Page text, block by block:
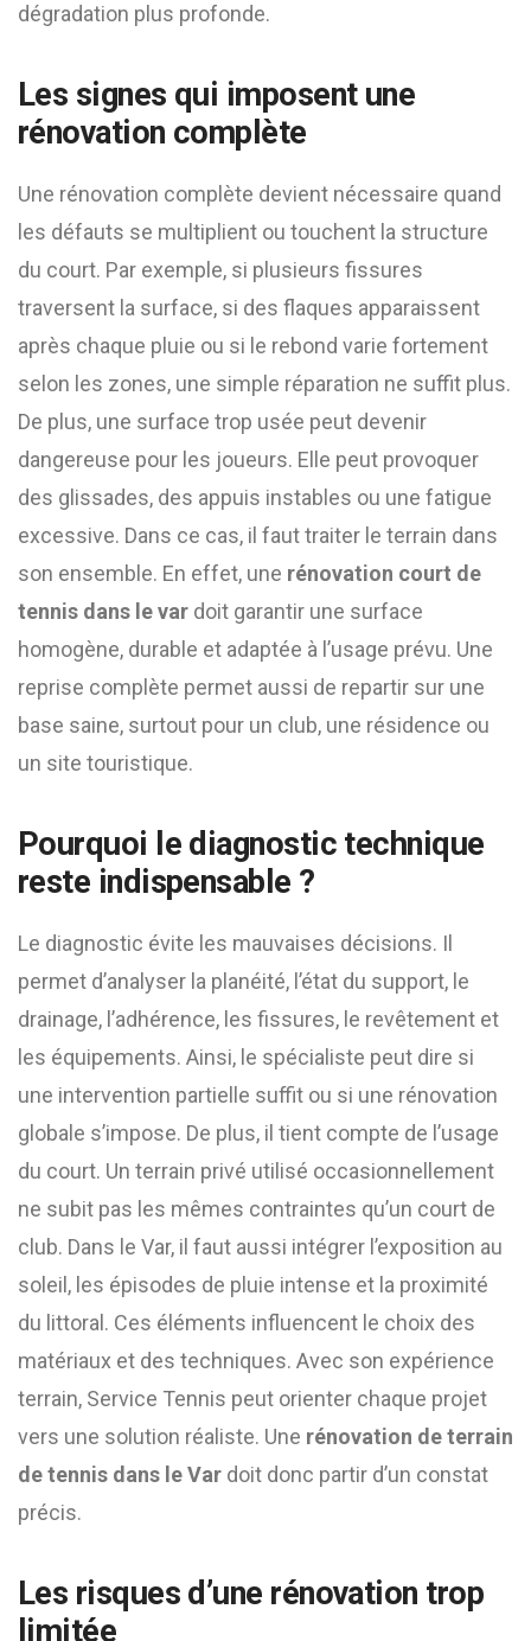
dégradation plus profonde.
Les signes qui imposent une
rénovation complète
Une rénovation complète devient nécessaire quand
les défauts se multiplient ou touchent la structure
du court. Par exemple, si plusieurs fissures
traversent la surface, si des flaques apparaissent
après chaque pluie ou si le rebond varie fortement
selon les zones, une simple réparation ne suffit plus.
De plus, une surface trop usée peut devenir
dangereuse pour les joueurs. Elle peut provoquer
des glissades, des appuis instables ou une fatigue
excessive. Dans ce cas, il faut traiter le terrain dans
son ensemble. En effet, une rénovation court de
tennis dans le var doit garantir une surface
homogène, durable et adaptée à l’usage prévu. Une
reprise complète permet aussi de repartir sur une
base saine, surtout pour un club, une résidence ou
un site touristique.
Pourquoi le diagnostic technique
reste indispensable ?
Le diagnostic évite les mauvaises décisions. Il
permet d’analyser la planéité, l’état du support, le
drainage, l’adhérence, les fissures, le revêtement et
les équipements. Ainsi, le spécialiste peut dire si
une intervention partielle suffit ou si une rénovation
globale s’impose. De plus, il tient compte de l’usage
du court. Un terrain privé utilisé occasionnellement
ne subit pas les mêmes contraintes qu’un court de
club. Dans le Var, il faut aussi intégrer l’exposition au
soleil, les épisodes de pluie intense et la proximité
du littoral. Ces éléments influencent le choix des
matériaux et des techniques. Avec son expérience
terrain, Service Tennis peut orienter chaque projet
vers une solution réaliste. Une rénovation de terrain
de tennis dans le Var doit donc partir d’un constat
précis.
Les risques d’une rénovation trop
limitée